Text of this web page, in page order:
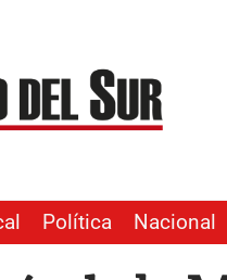
Política Nacional